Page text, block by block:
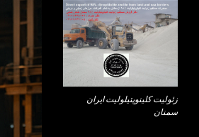
زئولیت کلینوپتیلولیت ایران
سمنان